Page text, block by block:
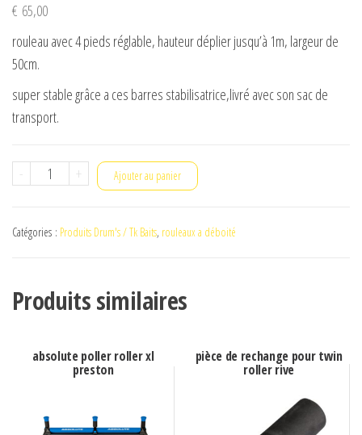
€ 65,00
rouleau avec 4 pieds réglable, hauteur déplier jusqu’à 1m, largeur de
50cm.
super stable grâce a ces barres stabilisatrice,livré avec son sac de
transport.
-
quantité
2R-
+ Ajouter au panier
Catégories : Produits Drum's / Tk Baits, rouleaux a déboité
Produits similaires
absolute poller roller xl
preston
pièce de rechange pour twin
roller rive